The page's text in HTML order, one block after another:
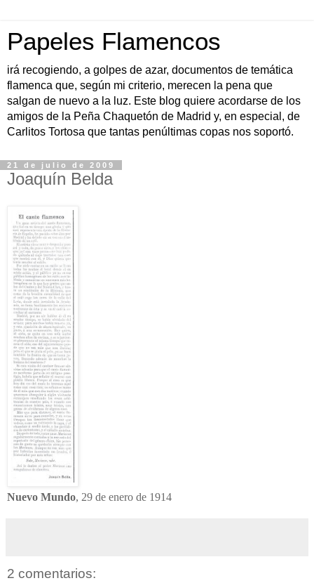
Papeles Flamencos
irá recogiendo, a golpes de azar, documentos de temática
flamenca que, según mi criterio, merecen la pena que
salgan de nuevo a la luz. Este blog quiere acordarse de los
amigos de la Peña Chaquetón de Madrid y, en especial, de
Carlitos Tortosa que tantas penúltimas copas nos soportó.
21 de julio de 2009
Joaquín Belda
Nuevo Mundo, 29 de enero de 1914
2 comentarios: